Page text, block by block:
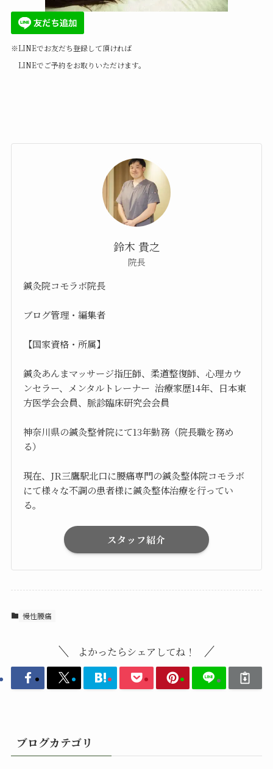
※LINEでお友だち登録して頂ければ
LINEでご予約をお取りいただけます。
鈴木 貴之
院長
鍼灸院コモラボ院長
ブログ管理・編集者
【国家資格・所属】
鍼灸あんまマッサージ指圧師、柔道整復師、心理カウ
ンセラー、メンタルトレーナー 治療家歴14年、日本東
方医学会会員、脈診臨床研究会会員
神奈川県の鍼灸整骨院にて13年勤務（院長職を務め
る）
現在、JR三鷹駅北口に腰痛専門の鍼灸整体院コモラボ
にて様々な不調の患者様に鍼灸整体治療を行ってい
る。
スタッフ紹介
慢性腰痛
よかったらシェアしてね！
ブログカテゴリ